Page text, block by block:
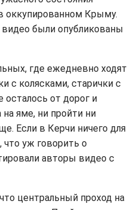
оккупированном Крыму.
были опубликованы
где ежедневно ходят
с колясками, старички с
осталось от дорог и
яме, ни пройти ни
Если в Керчи ничего для
уж говорить о
авторы видео с
центральный проход на